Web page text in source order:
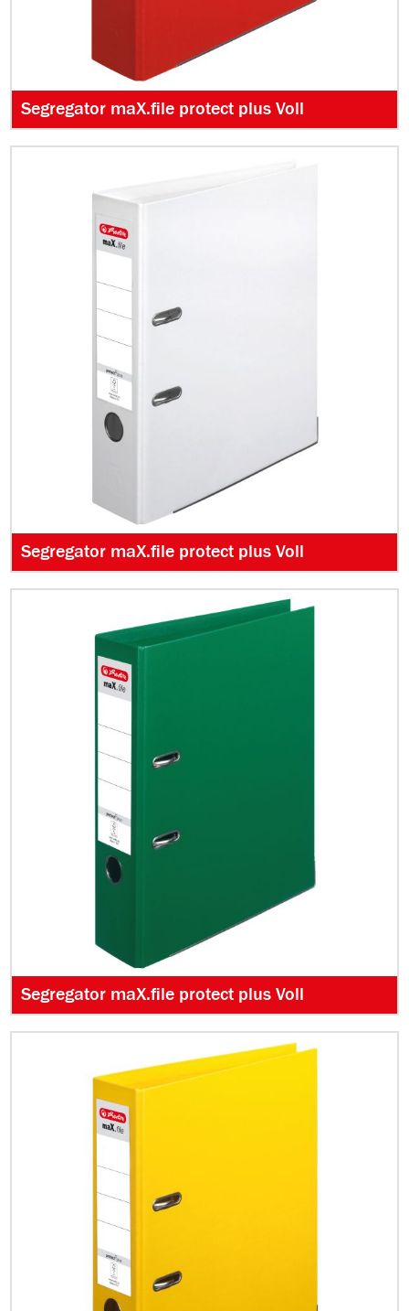
Segregator maX.file protect plus Voll
Segregator maX.file protect plus Voll
Segregator maX.file protect plus Voll